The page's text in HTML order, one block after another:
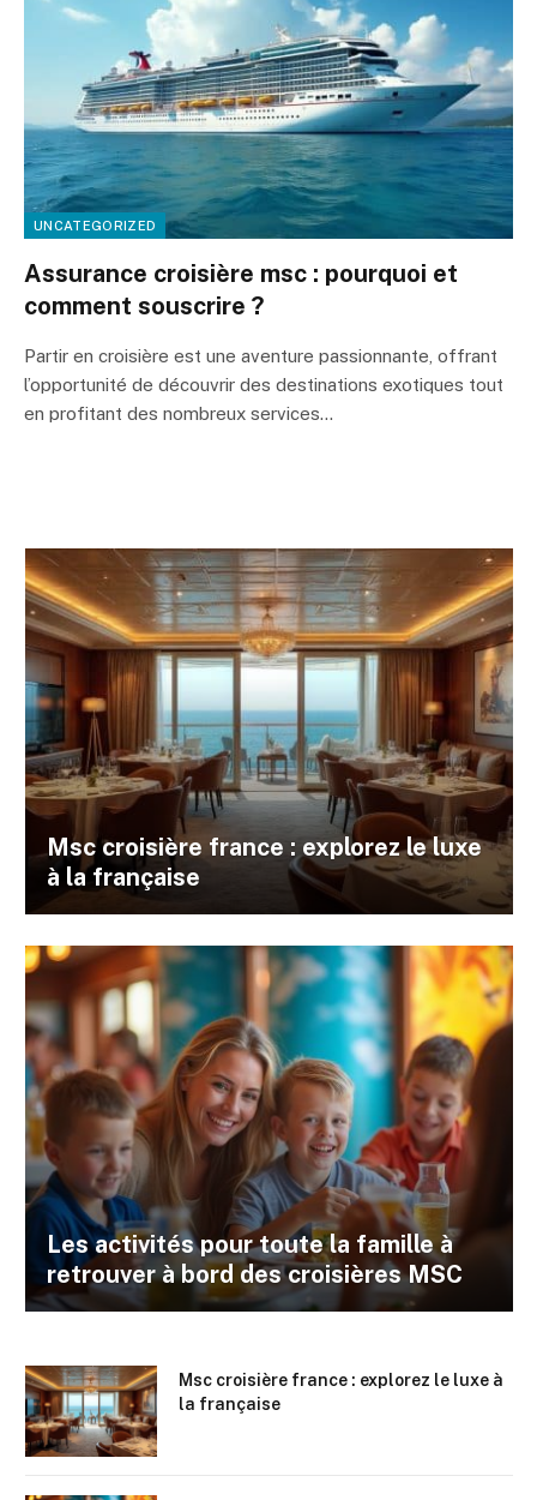
UNCATEGORIZED
Assurance croisière msc : pourquoi et
comment souscrire ?
Partir en croisière est une aventure passionnante, offrant
l’opportunité de découvrir des destinations exotiques tout
en profitant des nombreux services…
Msc croisière france : explorez le luxe
à la française
Les activités pour toute la famille à
retrouver à bord des croisières MSC
Msc croisière france : explorez le luxe à
la française